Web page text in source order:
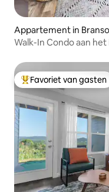
Appartement in
Walk-In Condo aan het
Topfavoriet van
Favoriet van gasten